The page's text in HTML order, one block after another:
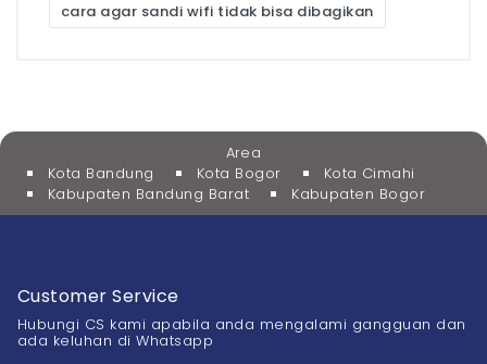
cara agar sandi wifi tidak bisa dibagikan
Area
Kota Bandung
Kota Bogor
Kota Cimahi
Kabupaten Bandung Barat
Kabupaten Bogor
Customer Service
Hubungi CS kami apabila anda mengalami gangguan dan
ada keluhan di Whatsapp